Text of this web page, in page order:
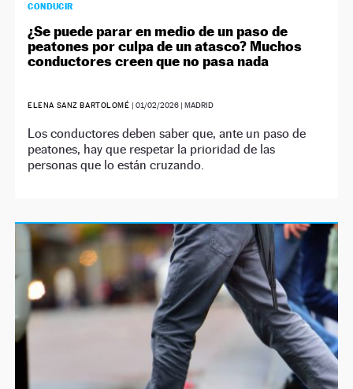
CONDUCIR
¿Se puede parar en medio de un paso de
peatones por culpa de un atasco? Muchos
conductores creen que no pasa nada
ELENA SANZ BARTOLOMÉ | 01/02/2026| MADRID
Los conductores deben saber que, ante un paso de
peatones, hay que respetar la prioridad de las
personas que lo están cruzando.